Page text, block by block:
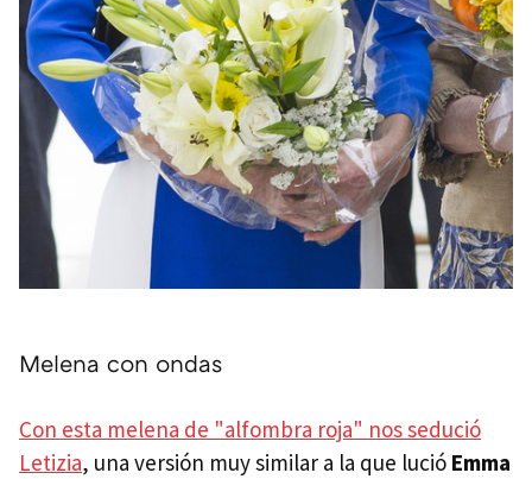
Melena con ondas
Con esta melena de "alfombra roja" nos sedució
Letizia, una versión muy similar a la que lució Emma